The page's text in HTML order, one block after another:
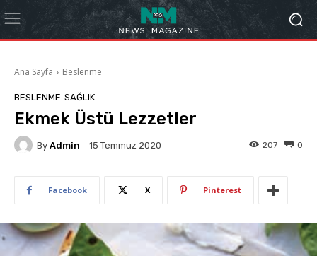
Ana Sayfa Beslenme
BESLENME SAĞLIK
Ekmek Üstü Lezzetler
By Admin 15 Temmuz 2020 0
207
Facebook X Pinterest